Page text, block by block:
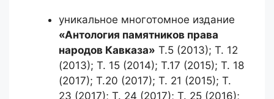
уникальное многотомное издание
«Антология памятников права
народов Кавказа» Т.5 (2013); Т. 12
(2013); Т. 15 (2014); Т.17 (2015); Т. 18
(2017); Т.20 (2017); Т. 21 (2015); Т.
23 (2017); Т. 24 (2017); Т. 25 (2016);